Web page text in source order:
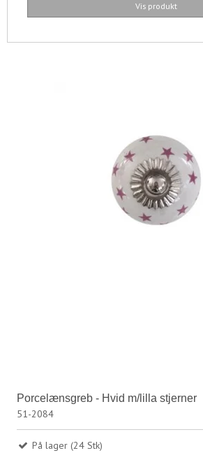
Vis produkt
Porcelænsgreb - Hvid m/lilla stjerner
51-2084
På lager (24 Stk)